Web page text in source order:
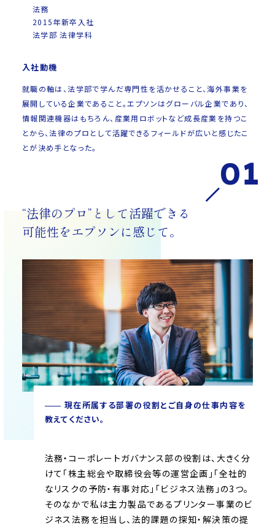
法務
2015年新卒入社
法学部 法律学科
入社動機
就職の軸は、法学部で学んだ専門性を活かせること、海外事業を
展開している企業であること。エプソンはグローバル企業であり、
情報関連機器はもちろん、産業用ロボットなど成長産業を持つこ
とから、法律のプロとして活躍できるフィールドが広いと感じたこ
とが決め手となった。
01
“法律のプロ”として活躍できる
可能性をエプソンに感じて。
現在所属する部署の役割とご自身の仕事内容を
教えてください。
法務・コーポレートガバナンス部の役割は、大きく分
けて「株主総会や取締役会等の運営企画」「全社的
なリスクの予防・有事対応」「ビジネス法務」の3つ。
そのなかで私は主力製品であるプリンター事業のビ
ジネス法務を担当し、法的課題の探知・解決策の提